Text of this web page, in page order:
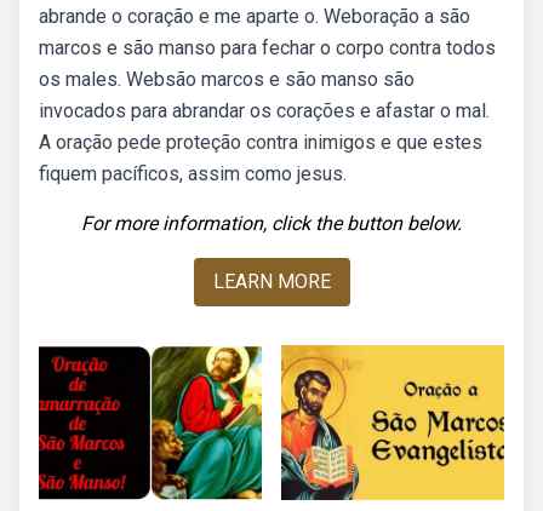
abrande o coração e me aparte o. Weboração a são
marcos e são manso para fechar o corpo contra todos
os males. Websão marcos e são manso são
invocados para abrandar os corações e afastar o mal.
A oração pede proteção contra inimigos e que estes
fiquem pacíficos, assim como jesus.
For more information, click the button below.
LEARN MORE